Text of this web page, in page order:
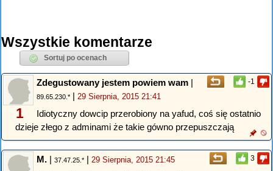
Wszystkie komentarze
-1
1
Zdegustowany jestem powiem wam |
89.65.230.* | 29 Sierpnia, 2015 21:41
Idiotyczny dowcip przerobiony na yafud, coś się ostatnio
dzieje złego z adminami że takie gówno przepuszczają
3
M. | 37.47.25.* | 29 Sierpnia, 2015 21:45